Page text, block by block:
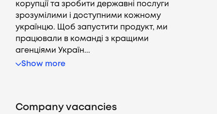
CV generator
корупції та зробити державні послуги
зрозумілими і доступними кожному
українцю. Щоб запустити продукт, ми
працювали в команді з кращими
агенціями Україн...
Show more
Company vacancies